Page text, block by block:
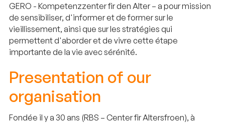
GERO - Kompetenzzenter fir den Alter – a pour mission
de sensibiliser, d'informer et de former sur le
vieillissement, ainsi que sur les stratégies qui
permettent d'aborder et de vivre cette étape
importante de la vie avec sérénité.
Presentation of our
organisation
Fondée il y a 30 ans (RBS – Center fir Altersfroen), à